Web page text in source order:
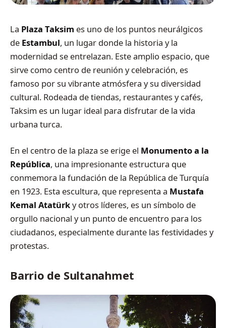
La Plaza Taksim es uno de los puntos neurálgicos
de Estambul, un lugar donde la historia y la
modernidad se entrelazan. Este amplio espacio, que
sirve como centro de reunión y celebración, es
famoso por su vibrante atmósfera y su diversidad
cultural. Rodeada de tiendas, restaurantes y cafés,
Taksim es un lugar ideal para disfrutar de la vida
urbana turca.
En el centro de la plaza se erige el Monumento a la
República, una impresionante estructura que
conmemora la fundación de la República de Turquía
en 1923. Esta escultura, que representa a Mustafa
Kemal Atatürky otros líderes, es un símbolo de
orgullo nacional y un punto de encuentro para los
ciudadanos, especialmente durante las festividades y
protestas.
Barrio de Sultanahmet